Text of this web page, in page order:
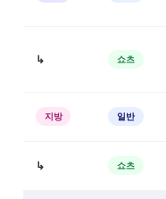
↳ 쇼츠
지방 일반
↳ 쇼츠